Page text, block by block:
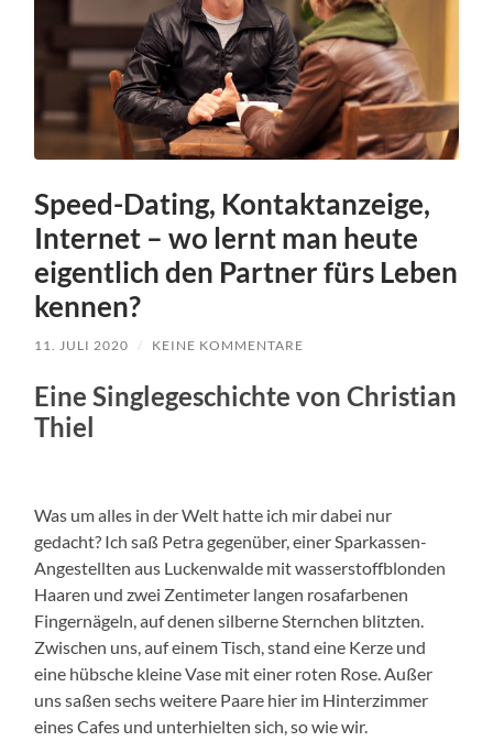
Speed-Dating, Kontaktanzeige,
Internet – wo lernt man heute
eigentlich den Partner fürs Leben
kennen?
11. JULI 2020 / KEINE KOMMENTARE
Eine Singlegeschichte von Christian
Thiel
Was um alles in der Welt hatte ich mir dabei nur
gedacht? Ich saß Petra gegenüber, einer Sparkassen-
Angestellten aus Luckenwalde mit wasserstoffblonden
Haaren und zwei Zentimeter langen rosafarbenen
Fingernägeln, auf denen silberne Sternchen blitzten.
Zwischen uns, auf einem Tisch, stand eine Kerze und
eine hübsche kleine Vase mit einer roten Rose. Außer
uns saßen sechs weitere Paare hier im Hinterzimmer
eines Cafes und unterhielten sich, so wie wir.